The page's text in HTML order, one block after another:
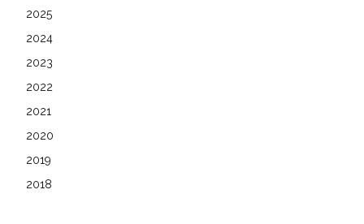
2025
2024
2023
2022
2021
2020
2019
2018